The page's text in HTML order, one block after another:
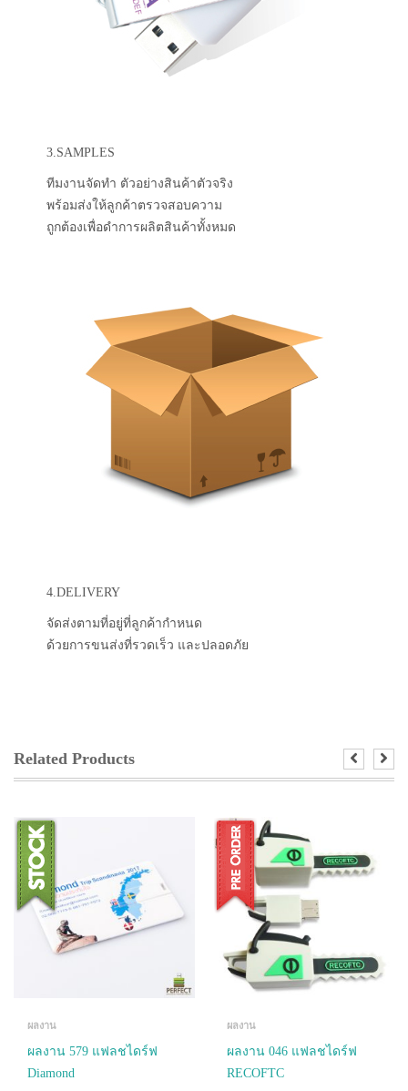
3.SAMPLES
ทีมงานจัดทำ ตัวอย่างสินค้าตัวจริง
พร้อมส่งให้ลูกค้าตรวจสอบความ
ถูกต้องเพื่อดำการผลิตสินค้าทั้งหมด
4.DELIVERY
จัดส่งตามที่อยู่ที่ลูกค้ากำหนด
ด้วยการขนส่งที่รวดเร็ว และปลอดภัย
Related Products
ผลงาน
ผลงาน 579 แฟลชไดร์ฟ
Diamond
ผลงาน
ผลงาน 046 แฟลชไดร์ฟ
RECOFTC